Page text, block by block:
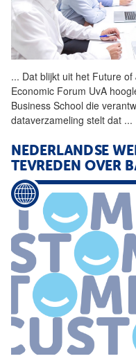
... Dat blijkt uit het Future of
Economic Forum UvA
Business School die
dataverzameling stelt dat ...
NEDERLANDSE
TEVREDEN OVER